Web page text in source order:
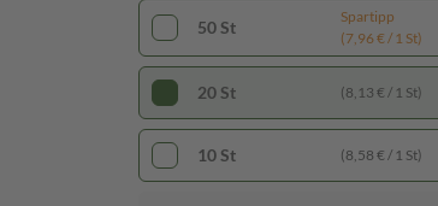
50 St
Spartipp
(7,96 € / 1 St)
20 St (8,13 € / 1 St)
10 St (8,58 € / 1 St)